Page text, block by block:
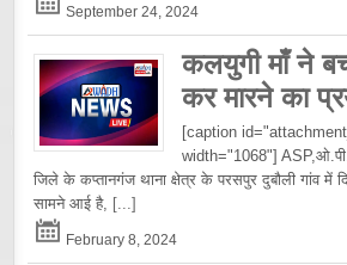
September 24, 2024
कलयुगी माँ ने
कर मारने का
[caption
width="1068"]
जिले के कप्तानगंज थाना क्षेत्र के परसपुर दुबौली गांव में
सामने आई है, [...]
February 8, 2024